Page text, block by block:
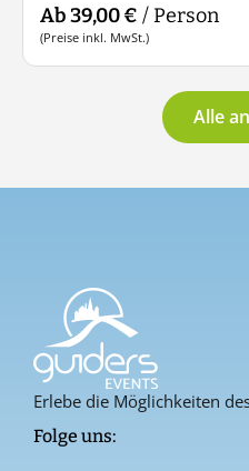
Ab 39,00 € / Person
(Preise inkl. MwSt.)
Alle
Erlebe die Möglichkeiten
Folge uns: